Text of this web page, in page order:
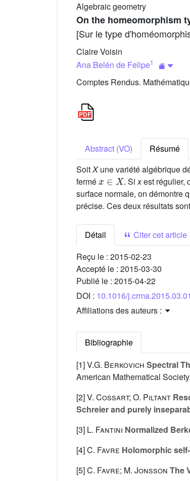
Algebraic geometry
On the homeomorphism
[Sur le type
Claire Voisin
Ana Belén de Felipe1
Comptes Rendus.
Abstract (VO)
Résumé
SoitXune variété algébrique
fermé
x∈X
. Sixest régulier,
surface normale, on démontre
précise. Ces deux résultats
Détail
Citer cet article
Reçu le : 2015-02-23
Accepté le : 2015-03-30
Publié le : 2015-04-22
DOI : 10.1016/
Affiliations des auteurs :
Bibliographie
[1]V.G. Berkovich Spectral
American Mathematical
[2]V. Cossart; O. Piltant
Schreier and purely
[3] L. Fantini Normalized
[4]C. Favre Holomorphic
[5]C. Favre; M. Jonsson The